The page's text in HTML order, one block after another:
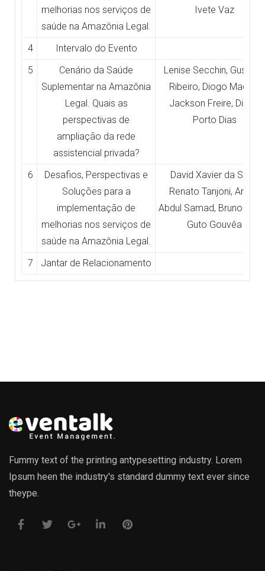
melhorias nos serviços de
saúde na Amazônia Legal.
Ivete Vaz
4
Intervalo do Evento
5
Cenário da Saúde
Suplementar na Amazônia
Legal. Quais as
perspectivas de
ampliação da rede
assistencial privada?
Lenise Secchin, Gustavo
Ribeiro, Diogo Magno,
Jackson Freire, Diogo
Porto Dias
6
Desafios, Perspectivas e
Soluções para a
implementação de
melhorias nos serviços de
saúde na Amazônia Legal.
David Xavier da Silva,
Renato Tanjoni, Anoar
Abdul Samad, Bruno
Guto Gouvêa
7 Jantar de Relacionamento
Fummy text of the printing antypesetting industry. Lorem
Ipsum heen the industry's standard dummy text ever since
theype.